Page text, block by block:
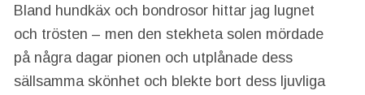
Bland hundkäx och bondrosor hittar jag lugnet
och trösten – men den stekheta solen mördade
på några dagar pionen och utplånade dess
sällsamma skönhet och blekte bort dess ljuvliga